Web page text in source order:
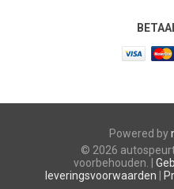
Powered by
© 2026
voorbehouden. |
leveringsvoorwaarden